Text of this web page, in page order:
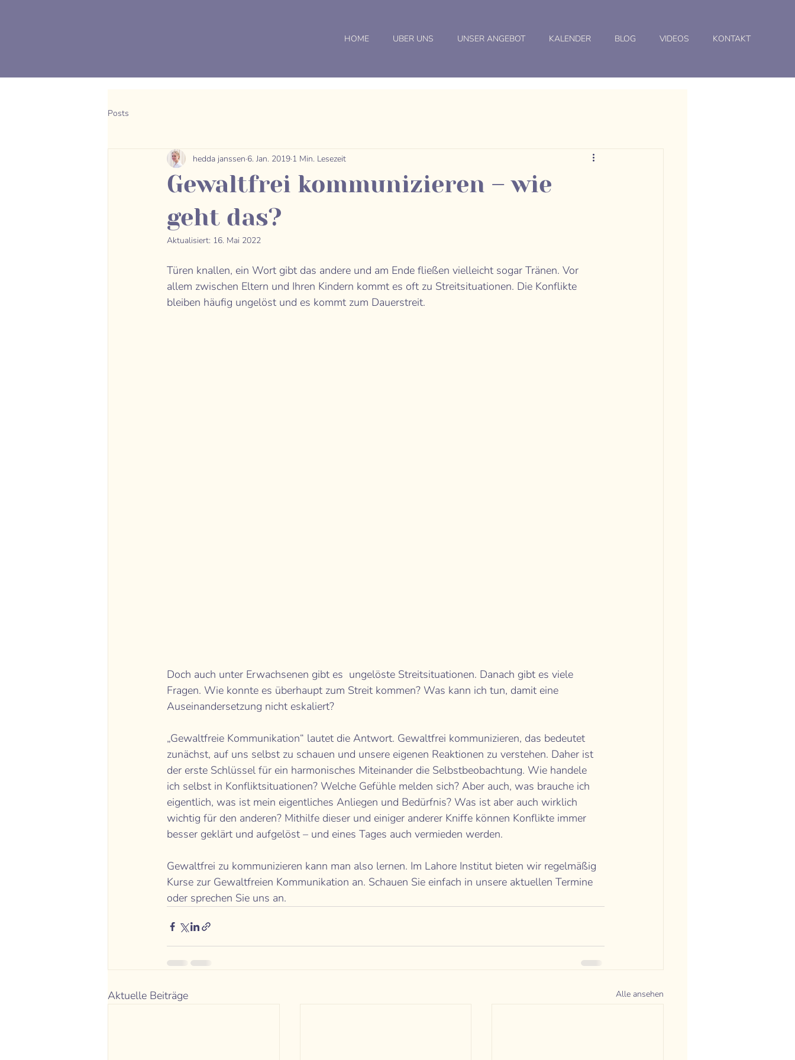
HOME UBER UNS UNSER ANGEBOT KALENDER BLOG VIDEOS KONTAKT
Posts
Gewaltfrei kommunizieren – wie
geht das?
hedda janssen 6. Jan. 2019 1 Min. Lesezeit
Aktualisiert: 16. Mai 2022
Türen knallen, ein Wort gibt das andere und am Ende fließen vielleicht sogar Tränen. Vor
allem zwischen Eltern und Ihren Kindern kommt es oft zu Streitsituationen. Die Konflikte
bleiben häufig ungelöst und es kommt zum Dauerstreit.
Doch auch unter Erwachsenen gibt es  ungelöste Streitsituationen. Danach gibt es viele
Fragen. Wie konnte es überhaupt zum Streit kommen? Was kann ich tun, damit eine
Auseinandersetzung nicht eskaliert?
„Gewaltfreie Kommunikation“ lautet die Antwort. Gewaltfrei kommunizieren, das bedeutet
zunächst, auf uns selbst zu schauen und unsere eigenen Reaktionen zu verstehen. Daher ist
der erste Schlüssel für ein harmonisches Miteinander die Selbstbeobachtung. Wie handele
ich selbst in Konfliktsituationen? Welche Gefühle melden sich? Aber auch, was brauche ich
eigentlich, was ist mein eigentliches Anliegen und Bedürfnis? Was ist aber auch wirklich
wichtig für den anderen? Mithilfe dieser und einiger anderer Kniffe können Konflikte immer
besser geklärt und aufgelöst – und eines Tages auch vermieden werden.
Gewaltfrei zu kommunizieren kann man also lernen. Im Lahore Institut bieten wir regelmäßig
Kurse zur Gewaltfreien Kommunikation an. Schauen Sie einfach in unsere aktuellen Termine
oder sprechen Sie uns an.
Aktuelle Beiträge Alle ansehen